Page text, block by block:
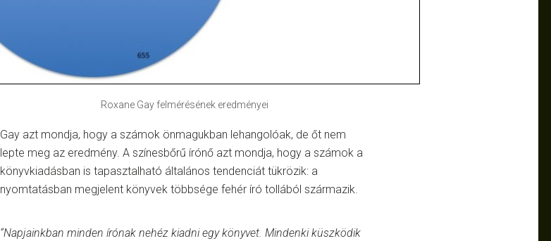
Roxane Gay felmérésének eredményei
Gay azt mondja, hogy a számok önmagukban lehangolóak, de őt nem
lepte meg az eredmény. A színesbőrű írónő azt mondja, hogy a számok a
könyvkiadásban is tapasztalható általános tendenciát tükrözik: a
nyomtatásban megjelent könyvek többsége fehér író tollából származik.
“Napjainkban minden írónak nehéz kiadni egy könyvet. Mindenki küszködik